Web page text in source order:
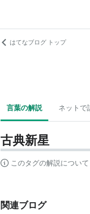
はてなブログ トップ
言葉の解説 ネットで
古典新星
このタグの解説について
関連ブログ